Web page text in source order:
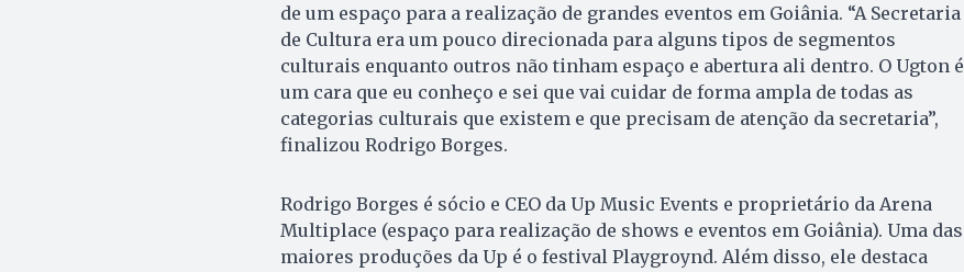
de um espaço para a realização de grandes eventos em Goiânia. “A Secretaria
de Cultura era um pouco direcionada para alguns tipos de segmentos
culturais enquanto outros não tinham espaço e abertura ali dentro. O Ugton é
um cara que eu conheço e sei que vai cuidar de forma ampla de todas as
categorias culturais que existem e que precisam de atenção da secretaria”,
finalizou Rodrigo Borges.
Rodrigo Borges é sócio e CEO da Up Music Events e proprietário da Arena
Multiplace (espaço para realização de shows e eventos em Goiânia). Uma das
maiores produções da Up é o festival Playgroynd. Além disso, ele destaca